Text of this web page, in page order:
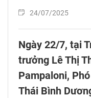
24/07/2025
Ngày 22/7, tại
trưởng Lê Thị
Pampaloni,
Thái Bình